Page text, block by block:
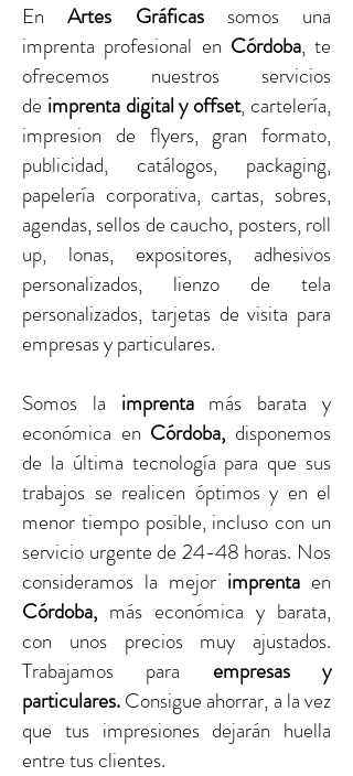
EnArtes Gráficas
somos una
imprenta profesional en Córdoba, te
ofrecemos nuestros servicios
de imprenta digital y offset, cartelería,
impresion de flyers, gran formato,
publicidad, catálogos, packaging,
papelería corporativa, cartas, sobres,
agendas, sellos de caucho, posters, roll
up, lonas, expositores, adhesivos
personalizados, lienzo de tela
personalizados, tarjetas de visita para
empresas y particulares.
Somos la imprentamás barata y
económica en Córdoba, disponemos
de la última tecnología para que sus
trabajos se realicen óptimos y en el
menor tiempo posible, incluso con un
servicio urgente de 24-48 horas. Nos
consideramos la mejor imprenta en
Córdoba, más económica y barata,
con unos precios muy ajustados.
Trabajamos para empresas y
particulares.Consigue ahorrar, a la vez
que tus impresiones dejarán huella
entre tus clientes.